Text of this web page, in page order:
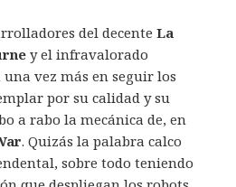
del decenteLa
y el infravalorado
una vez más en seguir los
por su calidad y su
a rabo la mecánica de, en
. Quizás la palabra calco
sobre todo teniendo